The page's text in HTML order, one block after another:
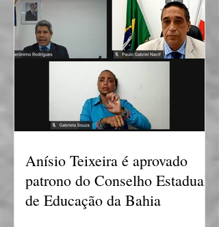
Anísio Teixeira é aprovado
patrono do Conselho Estadual
de Educação da Bahia